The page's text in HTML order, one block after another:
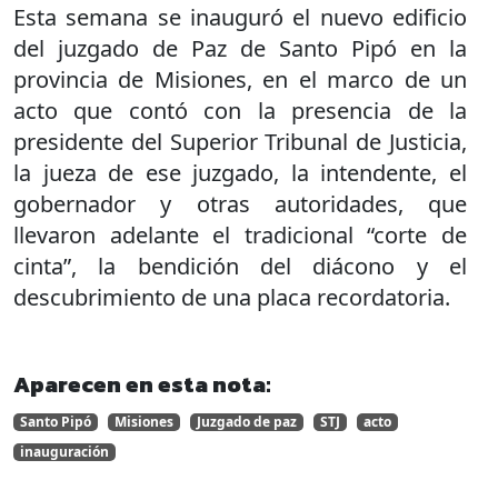
Esta semana se inauguró el nuevo edificio
del juzgado de Paz de Santo Pipó en la
provincia de Misiones, en el marco de un
acto que contó con la presencia de la
presidente del Superior Tribunal de Justicia,
la jueza de ese juzgado, la intendente, el
gobernador y otras autoridades, que
llevaron adelante el tradicional “corte de
cinta”, la bendición del diácono y el
descubrimiento de una placa recordatoria.
Aparecen en esta nota:
Santo Pipó Misiones Juzgado de paz STJ
acto
inauguración